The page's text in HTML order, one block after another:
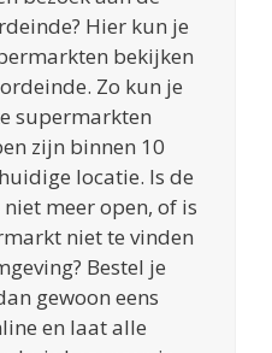
Hier kun je
bekijken
Zo kun je
supermarkten
zijn binnen 10
locatie. Is de
meer open, of is
niet te vinden
Bestel je
gewoon eens
en laat alle